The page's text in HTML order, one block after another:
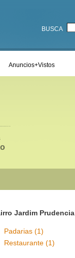
BUSCA
Anuncios+Vistos
Jardim Prudencia
Padarias (1)
Restaurante (1)